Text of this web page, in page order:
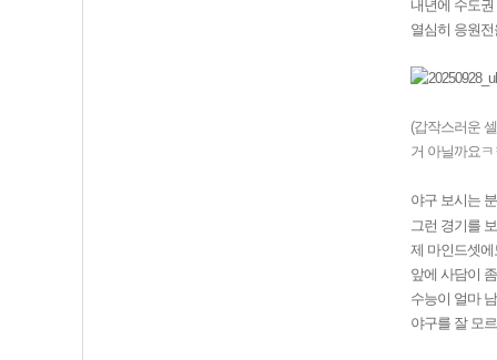
내년에 수도
열심히 응원
(갑작스러운
거 아닐까요
야구 보시는
그런 경기를
제 마인드셋
앞에 사담이
수능이 얼마
야구를 잘 모